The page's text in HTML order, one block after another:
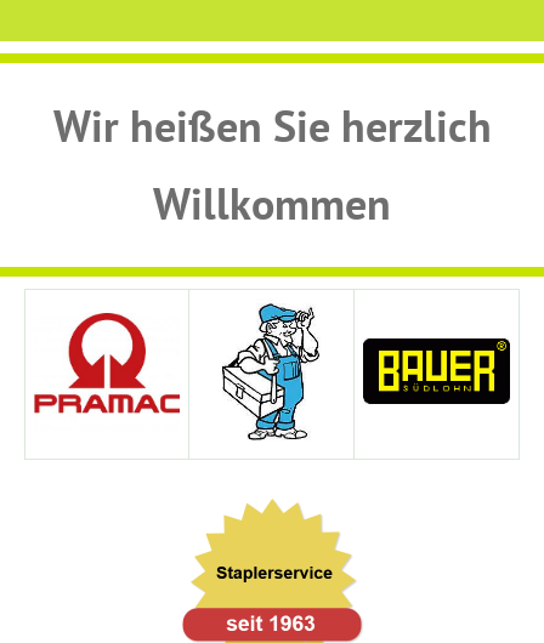
Wir heißen Sie herzlich
Willkommen